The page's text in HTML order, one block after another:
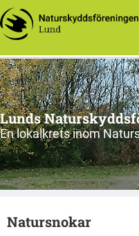
Lunds
En lokalkrets inom
Natursnokar